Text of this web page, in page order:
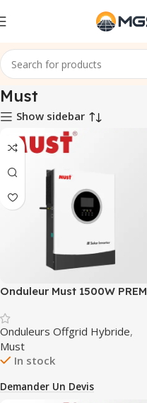
Must
Show sidebar
Onduleur Must 1500W PREM
Onduleurs Offgrid Hybride,
Must
In stock
Demander Un Devis